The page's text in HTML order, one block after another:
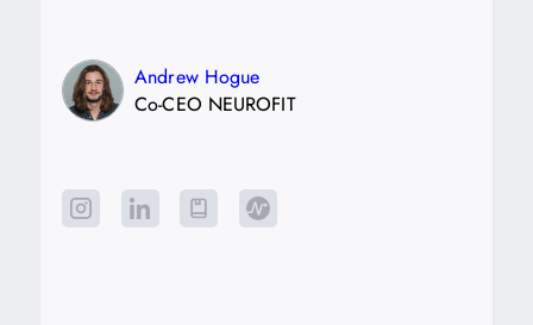
Andrew Hogue
Co-CEO NEUROFIT